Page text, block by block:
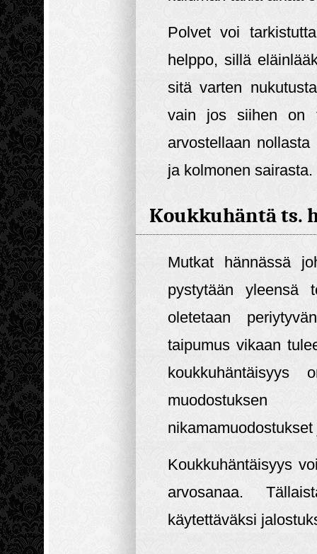
Polvet voi
helppo, sillä
sitä varten
vain jos siihen on
arvostellaan
ja kolmonen sairasta.
Koukkuhäntä ts.
Mutkat hännässä
pystytään yleensä
oletetaan
taipumus vikaan
Koukkuhäntäisyys
arvosanaa.
käytettäväksi